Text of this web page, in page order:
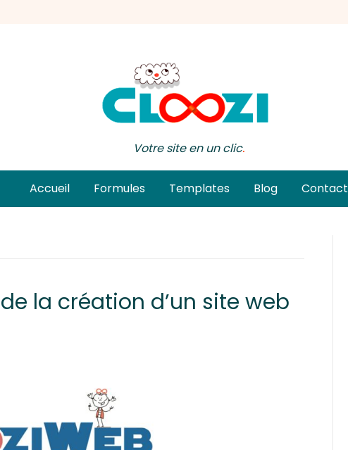
Votre site en un clic.
Accueil Formules Templates Blog Contact
la création d’un site web